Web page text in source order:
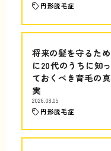
円形脱毛症
将来の髪を守るため
に20代のうちに知っ
ておくべき育毛の真
実
2026.08.05
円形脱毛症